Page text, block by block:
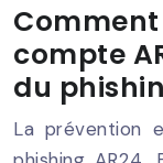
compte
du
La prévention